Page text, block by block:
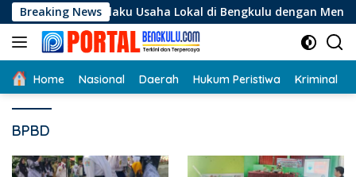
Langsung
ke
konten
Breaking News
Pelaku Usaha Lokal di Bengkulu dengan Meningkatkan
Home Nasional Daerah Hukum Peristiwa Kriminal
BPBD